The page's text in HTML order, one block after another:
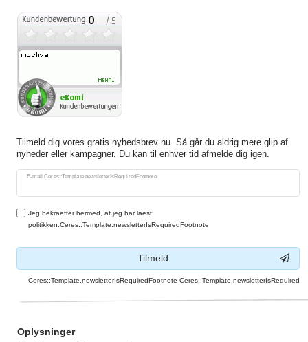
Tilmeld dig vores gratis nyhedsbrev nu. Så går du aldrig mere glip af
nyheder eller kampagner. Du kan til enhver tid afmelde dig igen.
E-mail Ceres::Template.newsletterIsRequiredFootnote
Ceres::Template.newsletterHoneypotLabel
Jeg bekraefter hermed, at jeg har laest:
politikken.Ceres::Template.newsletterIsRequiredFootnote
Tilmeld
Ceres::Template.newsletterIsRequiredFootnote Ceres::Template.newsletterIsRequired
Oplysninger